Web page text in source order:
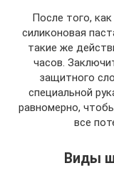
После того,
силиконовая
такие же
часов.
защитного
специальной
равномерно,
все
Виды